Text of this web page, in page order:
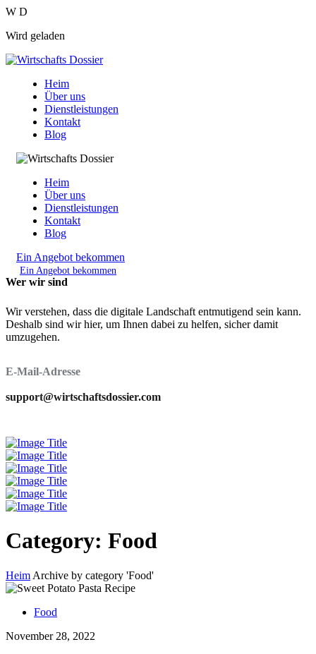
W D
Wird geladen
Heim
Über uns
Dienstleistungen
Kontakt
Blog
Heim
Über uns
Dienstleistungen
Kontakt
Blog
Ein Angebot bekommen
Ein Angebot bekommen
Wer wir sind
Wir verstehen, dass die digitale Landschaft entmutigend sein kann.
Deshalb sind wir hier, um Ihnen dabei zu helfen, sicher damit
umzugehen.
E-Mail-Adresse
support@wirtschaftsdossier.com
Category: Food
Heim Archive by category 'Food'
Food
November 28, 2022